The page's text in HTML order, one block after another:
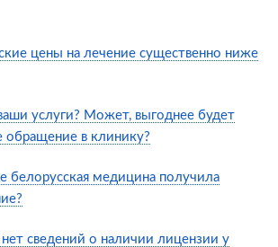
цены на лечение существенно ниже
услуги? Может, выгоднее будет
обращение в клинику?
белорусская медицина получила
нет сведений о наличии лицензии у